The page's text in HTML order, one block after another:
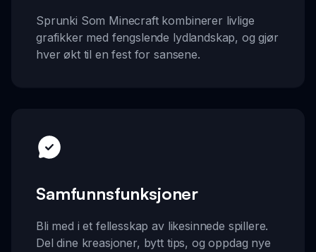
Sprunki Som Minecraft kombinerer livlige
grafikker med fengslende lydlandskap, og gjør
hver økt til en fest for sansene.
Samfunnsfunksjoner
Bli med i et fellesskap av likesinnede spillere.
Del dine kreasjoner, bytt tips, og oppdag nye